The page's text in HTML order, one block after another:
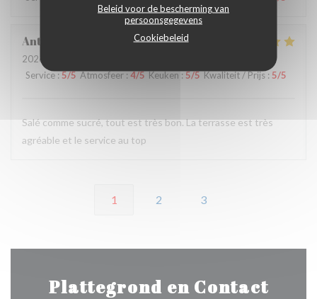
Beleid voor de bescherming van
persoonsgegevens
Cookiebeleid
Anthony
2026-07-19
Service:5/5 Atmosfeer:4/5 Keuken:5/5 Kwaliteit / Prijs: 5/5
Salé comme sucré, tout est très bon. La terrasse est très
agréable et le service au top
1 2 3
Plattegrond en Contact